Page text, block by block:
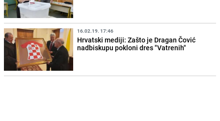
16.02.19. 17:46
Hrvatski mediji: Zašto je Dragan Čović
nadbiskupu pokloni dres "Vatrenih"